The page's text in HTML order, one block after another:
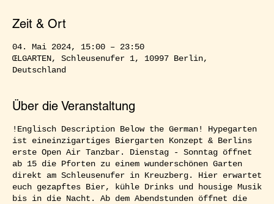
Zeit & Ort
04. Mai 2024, 15:00 – 23:50
ŒLGARTEN, Schleusenufer 1, 10997 Berlin,
Deutschland
Über die Veranstaltung
!Englisch Description Below the German! Hypegarten
ist eineinzigartiges Biergarten Konzept & Berlins
erste Open Air Tanzbar. Dienstag - Sonntag öffnet
ab 15 die Pforten zu einem wunderschönen Garten
direkt am Schleusenufer in Kreuzberg. Hier erwartet
euch gezapftes Bier, kühle Drinks und housige Musik
bis in die Nacht. Ab dem Abendstunden öffnet die